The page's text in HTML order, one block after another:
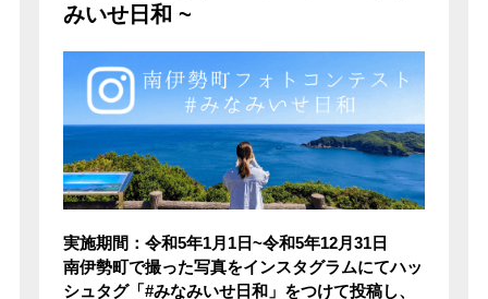
みいせ日和 ~
実施期間：令和5年1月1日~令和5年12月31日
南伊勢町で撮った写真をインスタグラムにてハッ
シュタグ「#みなみいせ日和」をつけて投稿し、